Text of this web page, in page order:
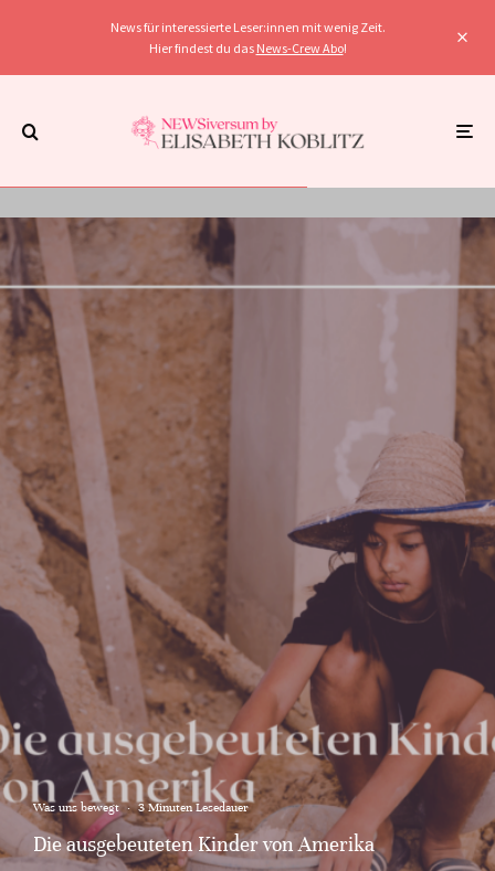
News für interessierte Leser:innen mit wenig Zeit.
Hier findest du das News-Crew Abo!
Was uns bewegt · 3 Minuten Lesedauer
Die ausgebeuteten Kinder von Amerika